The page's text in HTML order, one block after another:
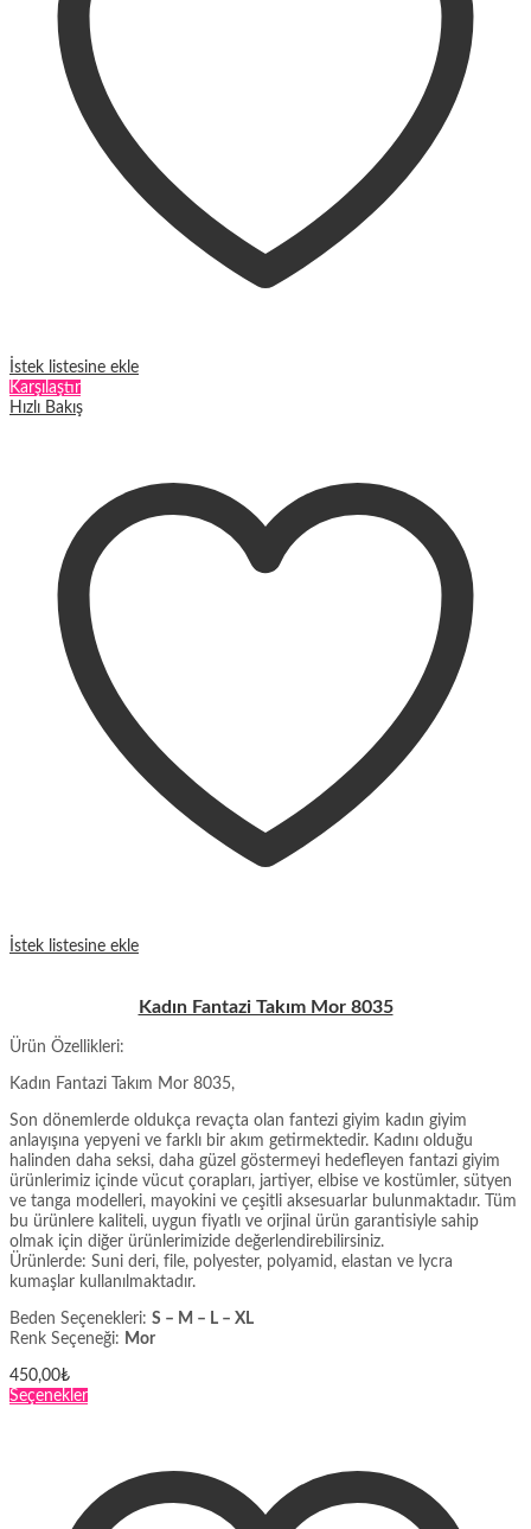
seçilebilir
İstek listesine ekle
Karşılaştır
Hızlı Bakış
İstek listesine ekle
Kadın Fantazi Takım Mor 8035
Ürün Özellikleri:
Kadın Fantazi Takım Mor 8035,
Son dönemlerde oldukça revaçta olan fantezi giyim kadın giyim
anlayışına yepyeni ve farklı bir akım getirmektedir. Kadını olduğu
halinden daha seksi, daha güzel göstermeyi hedefleyen fantazi giyim
ürünlerimiz içinde vücut çorapları, jartiyer, elbise ve kostümler, sütyen
ve tanga modelleri, mayokini ve çeşitli aksesuarlar bulunmaktadır. Tüm
bu ürünlere kaliteli, uygun fiyatlı ve orjinal ürün garantisiyle sahip
olmak için diğer ürünlerimizide değerlendirebilirsiniz.
Ürünlerde: Suni deri, file, polyester, polyamid, elastan ve lycra
kumaşlar kullanılmaktadır.
Beden Seçenekleri: S – M – L – XL
Renk Seçeneği: Mor
450,00₺
SeçeneklerBu
varyasyonu
var.
Seçenekler